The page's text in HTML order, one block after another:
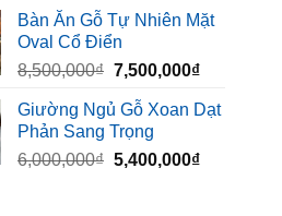
là:
Bàn Ăn Gỗ Tự Nhiên Mặt
Oval Cổ Điển
8,500,000₫ Giá
là:
8,500,000₫.
7,500,000₫Giá
tại
Giường Ngủ Gỗ Xoan Dạt
Phản Sang Trọng
6,000,000₫ Giá
5,400,000₫Giá